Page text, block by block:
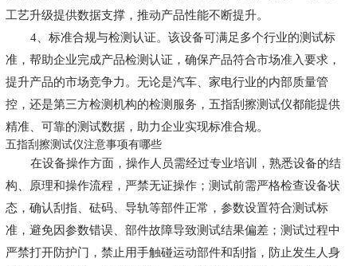
工艺升级提供数据支撑，推动产品性能不断提升。
4、标准合规与检测认证。该设备可满足多个行业的测试标
准，帮助企业完成产品检测认证，确保产品符合市场准入要求，
提升产品的市场竞争力。无论是汽车、家电行业的内部质量管
控，还是第三方检测机构的检测服务，五指刮擦测试仪都能提供
精准、可靠的测试数据，助力企业实现标准合规。
五指刮擦测试仪注意事项有哪些
在设备操作方面，操作人员需经过专业培训，熟悉设备的结
构、原理和操作流程，严禁无证操作；测试前需严格检查设备状
态，确认刮指、砝码、导轨等部件正常，参数设置符合测试标
准，避免因参数错误、部件故障导致测试结果偏差；测试过程中
严禁打开防护门，禁止用手触碰运动部件和刮指，防止发生人身